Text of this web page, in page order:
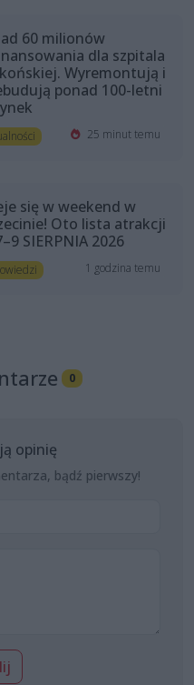
60 milionów
dla szpitala
Wyremontują i
ponad 100-letni
25 minut temu
się w weekend w
Oto lista atrakcji
SIERPNIA 2026
1 godzina temu
0
opinię
bądź pierwszy!